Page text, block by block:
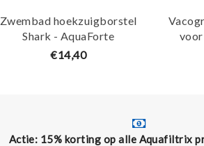
Zwembad hoekzuigborstel
Shark - AquaForte
€14,40
Actie: 15% korting op alle Aquafiltrix